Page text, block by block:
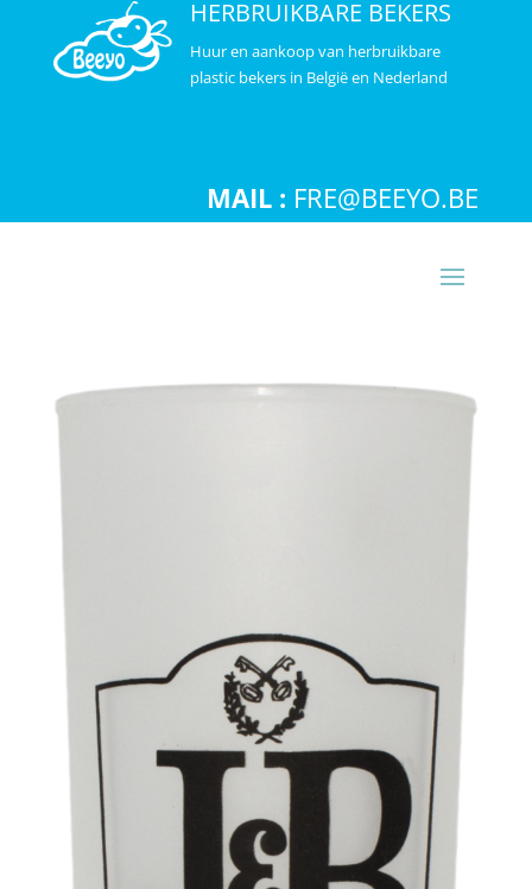
HERBRUIKBARE BEKERS
Huur en aankoop van herbruikbare
plastic bekers in België en Nederland
MAIL : FRE@BEEYO.BE